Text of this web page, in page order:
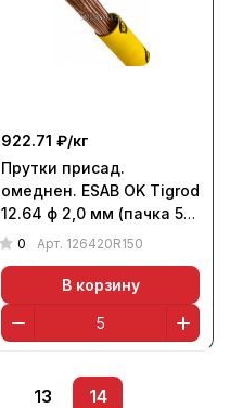
922.71 ₽/кг
Прутки присад.
омеднен. ESAB OK Tigrod
12.64 ф 2,0 мм (пачка 5
кг)0 Арт. 126420R150
В корзину
13 14